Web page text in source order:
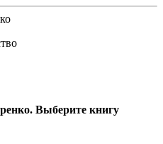
Выберите книгу